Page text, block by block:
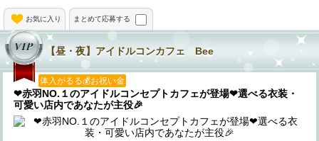
お気に入り まとめて応募する
【昼・夜】アイドルコンカフェ Bee
体入がるる💰お祝い金
❤赤羽NO.１のアイドルコンセプトカフェが登場❤選べる衣装・
可愛い店内であなたが主役🎉